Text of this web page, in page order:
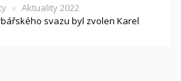
Aktuality 2022
svazu byl zvolen Karel